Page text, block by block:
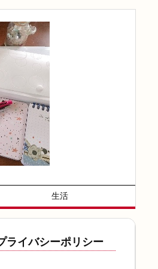
生活
ライバシーポリシー